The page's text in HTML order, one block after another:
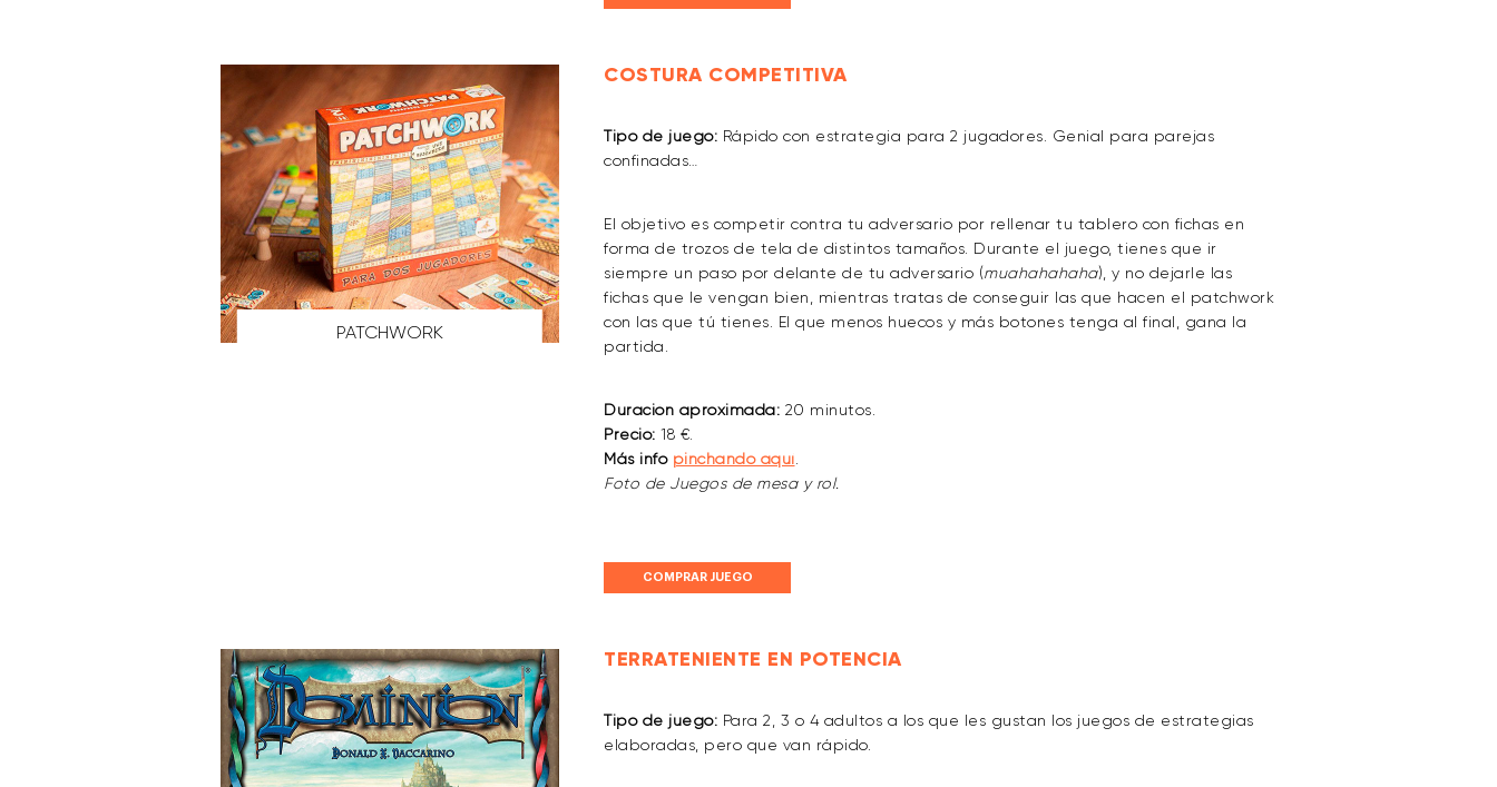
PATCHWORK
COSTURA COMPETITIVA
Tipo de juego: Rápido con estrategia para 2 jugadores. Genial para parejas
confinadas…
El objetivo es competir contra tu adversario por rellenar tu tablero con fichas en
forma de trozos de tela de distintos tamaños. Durante el juego, tienes que ir
siempre un paso por delante de tu adversario (muahahahaha), y no dejarle las
fichas que le vengan bien, mientras tratas de conseguir las que hacen el patchwork
con las que tú tienes. El que menos huecos y más botones tenga al final, gana la
partida.
Duración aproximada: 20 minutos.
Precio: 18 €.
Más info pinchando aquí
Foto de Juegos de mesa y rol.
COMPRAR JUEGO
TERRATENIENTE EN POTENCIA
Tipo de juego: Para 2, 3 o 4 adultos a los que les gustan los juegos de estrategias
elaboradas, pero que van rápido.